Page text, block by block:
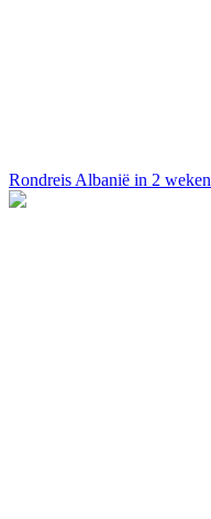
Rondreis Albanië in 2 weken